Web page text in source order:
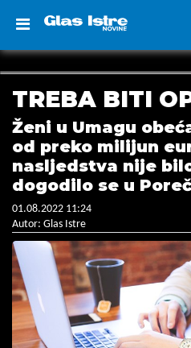
TREBA BITI
Ženi u Umagu
od preko milijun
nasljedstva nije
dogodilo se u
01.08.2022 11:24
Autor: Glas Istre